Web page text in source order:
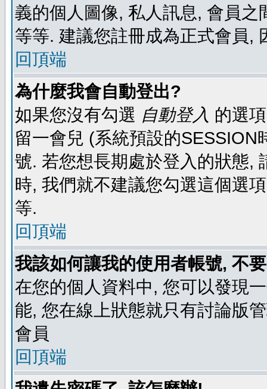
義的個人圖像, 私人訊息, 會員
等等. 建議您註冊成為正式會員,
回頂端
為什麼我會自動登出?
如果您沒有勾選 自動登入 的選
留一會兒 (系統預設的
號. 若您想長期處於登入的狀態,
時, 我們就不建議您勾選這個選
等.
回頂端
我該如何讓我的使用者帳號, 不
在您的個人資料中, 您可以發現
能, 您在線上狀態就只有討論版
會員
回頂端